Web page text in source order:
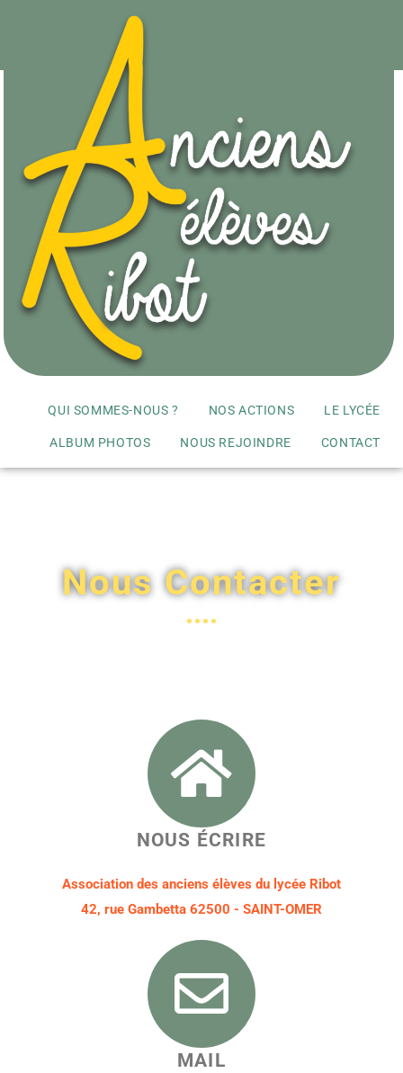
QUI SOMMES-NOUS ? NOS ACTIONS LE LYCÉE
ALBUM PHOTOS NOUS REJOINDRE CONTACT
Nous Contacter
NOUS ÉCRIRE
Association des anciens élèves du lycée Ribot
42, rue Gambetta 62500 - SAINT-OMER
MAIL